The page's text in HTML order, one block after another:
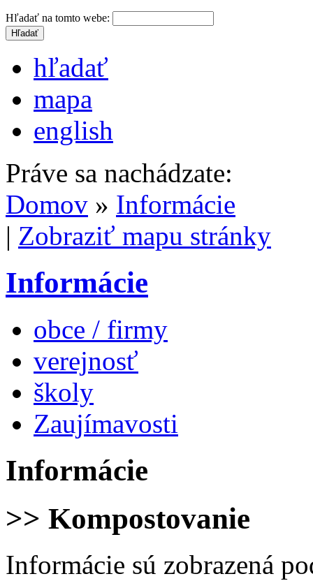
Hľadať na tomto webe:
hľadať
mapa
english
Práve sa nachádzate:
Domov » Informácie
| Zobraziť mapu stránky
Informácie
obce / firmy
verejnosť
školy
Zaujímavosti
Informácie
>> Kompostovanie
Informácie sú zobrazená